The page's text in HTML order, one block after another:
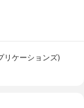
リケーションズ)